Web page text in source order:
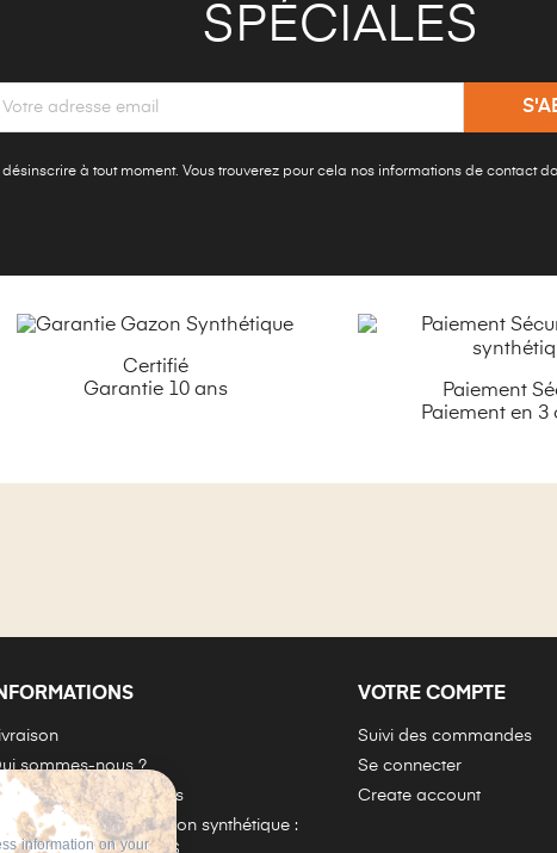
SPÉCIALES
désinscrire à tout moment. Vous trouverez pour cela nos informations de contact
Certifié
Garantie 10 ans
Paiement
Paiement en 3
sommes-nous ?
de Garantie Mgs
poser du gazon synthétique :
complète MGS
VOTRE COMPTE
Suivi des commandes
Se connecter
Create account
information on your